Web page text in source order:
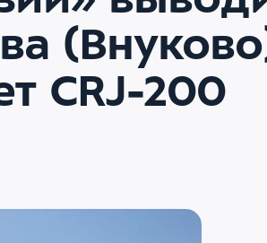
CRJ-200